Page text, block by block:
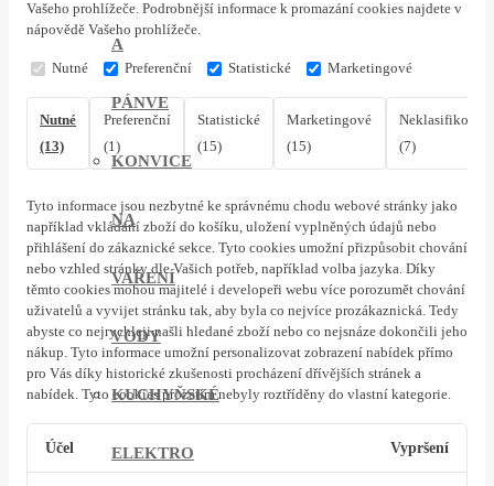
Vašeho prohlížeče. Podrobnější informace k promazání cookies najdete v
nápovědě Vašeho prohlížeče.
Nutné Preferenční Statistické Marketingové
Nutné
(13)
Preferenční
(1)
Statistické
(15)
Marketingové
(15)
(7)
Tyto informace jsou nezbytné ke správnému chodu webové stránky jako
například vkládání zboží do košíku, uložení vyplněných údajů nebo
přihlášení do zákaznické sekce. Tyto cookies umožní přizpůsobit chování
nebo vzhled stránky dle Vašich potřeb, například volba jazyka. Díky
těmto cookies mohou majitelé i developeři webu více porozumět chování
uživatelů a vyvijet stránku tak, aby byla co nejvíce prozákaznická. Tedy
abyste co nejrychleji našli hledané zboží nebo co nejsnáze dokončili jeho
nákup. Tyto informace umožní personalizovat zobrazení nabídek přímo
pro Vás díky historické zkušenosti procházení dřívějších stránek a
nabídek. Tyto cookies prozatím nebyly roztříděny do vlastní kategorie.
Účel Vypršení
A
PÁNVE
KONVICE
NA
VAŘENÍ
VODY
KUCHYŇSKÉ
ELEKTRO